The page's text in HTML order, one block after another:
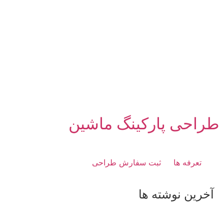
طراحی پارکینگ ماشین
تعرفه ها ثبت سفارش طراحی
آخرین نوشته ها